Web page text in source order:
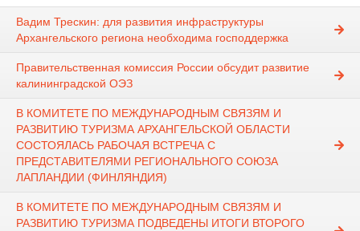
Вадим Трескин: для развития инфраструктуры
Архангельского региона необходима господдержка
Правительственная комиссия России обсудит развитие
калининградской ОЭЗ
В КОМИТЕТЕ ПО МЕЖДУНАРОДНЫМ СВЯЗЯМ И
РАЗВИТИЮ ТУРИЗМА АРХАНГЕЛЬСКОЙ ОБЛАСТИ
СОСТОЯЛАСЬ РАБОЧАЯ ВСТРЕЧА С
ПРЕДСТАВИТЕЛЯМИ РЕГИОНАЛЬНОГО СОЮЗА
ЛАПЛАНДИИ (ФИНЛЯНДИЯ)
В КОМИТЕТЕ ПО МЕЖДУНАРОДНЫМ СВЯЗЯМ И
РАЗВИТИЮ ТУРИЗМА ПОДВЕДЕНЫ ИТОГИ ВТОРОГО